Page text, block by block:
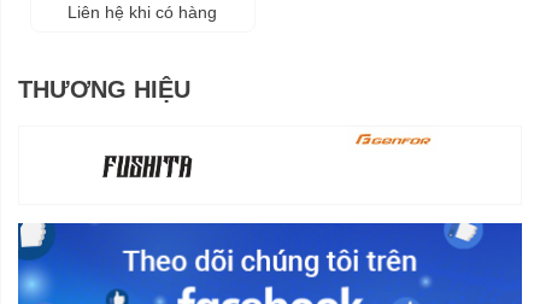
Liên hệ khi có hàng
THƯƠNG HIỆU